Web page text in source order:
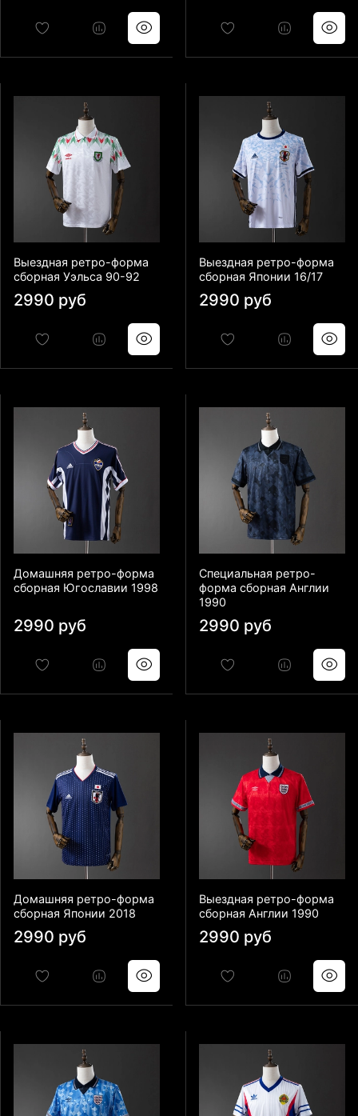
Выездная ретро-форма
сборная Уэльса 90-92
2990 руб
Выездная ретро-форма
сборная Японии 16/17
2990 руб
Домашняя ретро-форма
сборная Югославии 1998
2990 руб
Специальная ретро-
форма сборная Англии
1990
2990 руб
Домашняя ретро-форма
сборная Японии 2018
2990 руб
Выездная ретро-форма
сборная Англии 1990
2990 руб